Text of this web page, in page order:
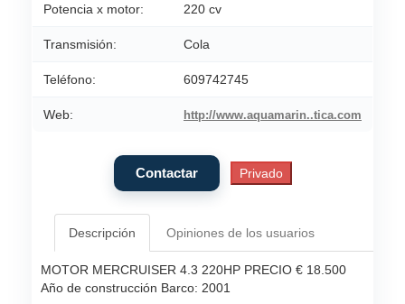
Potencia x motor: 220 cv
Transmisión: Cola
Teléfono: 609742745
Web: http://www.aquamarin..tica.com
Descripción Opiniones de los usuarios
MOTOR MERCRUISER 4.3 220HP PRECIO € 18.500
Año de construcción Barco: 2001